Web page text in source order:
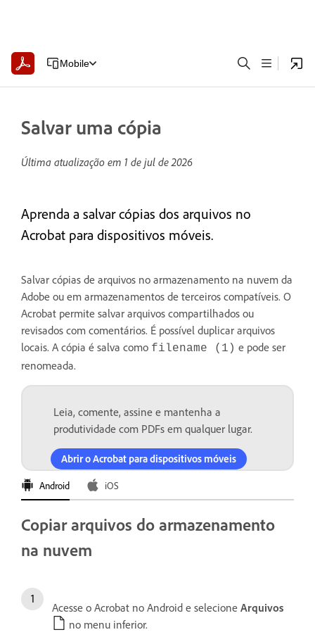
Mobile
Salvar uma cópia
Última atualização em 1 de jul de 2026
Aprenda a salvar cópias dos arquivos no
Acrobat para dispositivos móveis.
Salvar cópias de arquivos no armazenamento na nuvem da
Adobe ou em armazenamentos de terceiros compatíveis. O
Acrobat permite salvar arquivos compartilhados ou
revisados com comentários. É possível duplicar arquivos
locais. A cópia é salva como filename (1) e pode ser
renomeada.
Leia, comente, assine e mantenha a
produtividade com PDFs em qualquer lugar.
Abrir o Acrobat para dispositivos móveis
Android iOS
Copiar arquivos do armazenamento
na nuvem
Acesse o Acrobat no Android e selecione Arquivos
no menu inferior.